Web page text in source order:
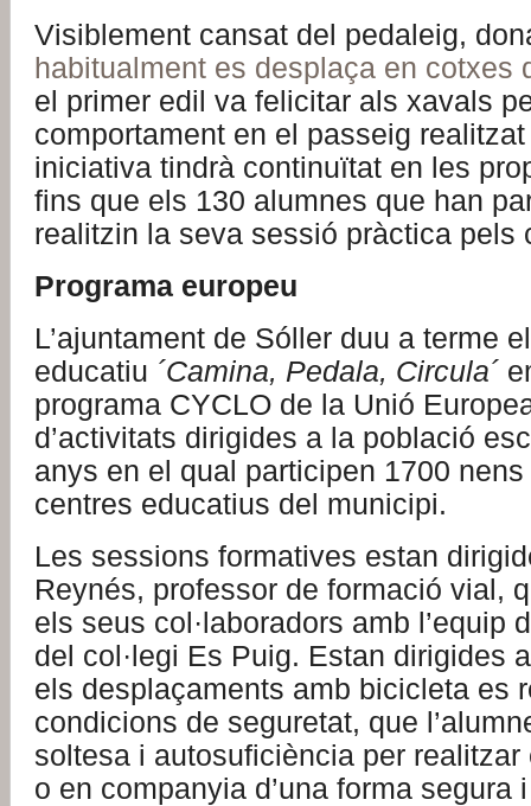
Visiblement cansat del pedaleig,
habitualment es desplaça en cotxes
el primer edil va felicitar als xavals
comportament en el passeig
iniciativa tindrà continuïtat en les
fins que els 130 alumnes que han
realitzin la seva sessió pràctica pels
Programa europeu
L’ajuntament de Sóller duu a terme
educatiu ´Camina, Pedala, Circula´
programa CYCLO de la Unió
d’activitats dirigides a la població
anys en el qual participen 1700
centres educatius del municipi.
Les sessions formatives estan
Reynés, professor de formació vial,
els seus col·laboradors amb l’equip
del col·legi Es Puig. Estan dirigides
els desplaçaments amb bicicleta es
condicions de seguretat, que
soltesa i autosuficiència per
o en companyia d’una forma segura